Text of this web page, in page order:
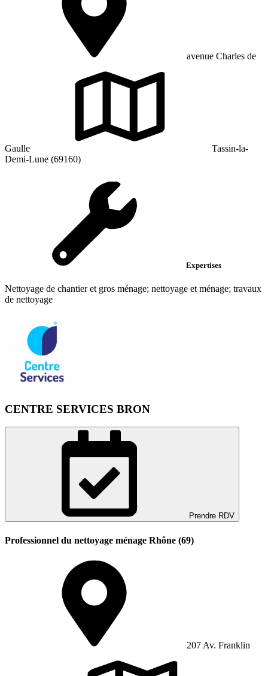
avenue Charles de
Gaulle
Tassin-la-
Demi-Lune (69160)
Expertises
Nettoyage de chantier et gros ménage; nettoyage et ménage; travaux
de nettoyage
CENTRE SERVICES BRON
Prendre RDV
Professionnel du nettoyage ménage Rhône (69)
207 Av. Franklin